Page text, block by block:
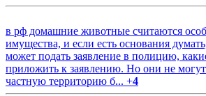
в рф домашние животные считаются
имущества, и если есть основания
может подать заявление в полицию,
приложить к заявлению. Но они не могут
частную территорию б... +4